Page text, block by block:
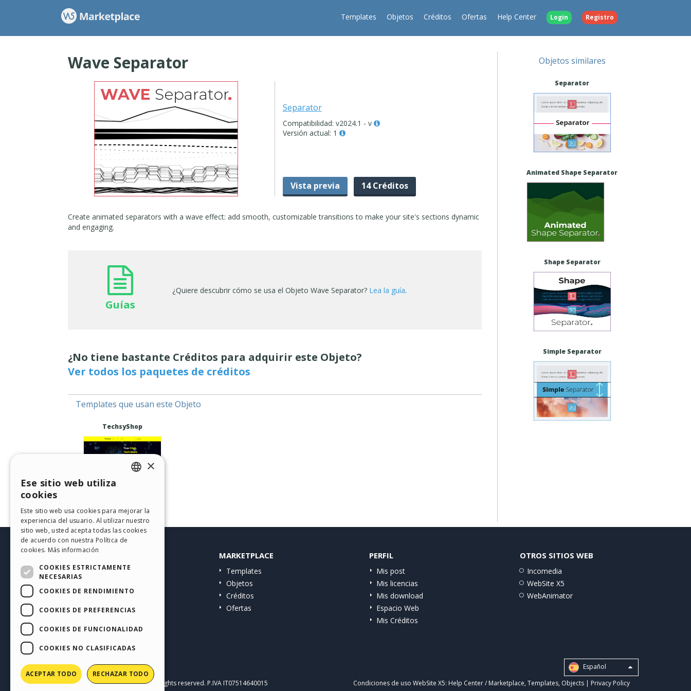
Templates Objetos Créditos Ofertas Help Center Login Registro
Wave Separator
Separator
Compatibilidad: v2024.1 - v
Versión actual: 1
Vista previa 14 Créditos
Create animated separators with a wave effect: add smooth, customizable transitions to make your site's sections dynamic
and engaging.
Guías
¿Quiere descubrir cómo se usa el Objeto Wave Separator? Lea la guía.
¿No tiene bastante Créditos para adquirir este Objeto?
Ver todos los paquetes de créditos
Templates que usan este Objeto
TechsyShop
Objetos similares
Separator
Animated Shape Separator
Shape Separator
Simple Separator
HELP CENTER
Guías
Sitios web de Usuarios
MARKETPLACE
Templates
Objetos
Créditos
Ofertas
PERFIL
Mis post
Mis licencias
Mis download
Espacio Web
Mis Créditos
OTROS SITIOS WEB
Incomedia
WebSite X5
WebAnimator
Español
Copyright © 2026Incomedia s.r.l.All rights reserved. P.IVA IT07514640015 Condiciones de uso WebSite X5: Help Center / Marketplace, Templates, Objects | Privacy Policy
GERMAN
SPANISH
RUSSIAN
FRENCH
×
Ese sitio web utiliza
cookies
Este sitio web usa cookies para mejorar la
experiencia del usuario. Al utilizar nuestro
sitio web, usted acepta todas las cookies
de acuerdo con nuestra Política de
cookies. Más información
COOKIES ESTRICTAMENTE
NECESARIAS
COOKIES DE RENDIMIENTO
COOKIES DE PREFERENCIAS
COOKIES DE FUNCIONALIDAD
COOKIES NO CLASIFICADAS
ACEPTAR TODO RECHAZAR TODO